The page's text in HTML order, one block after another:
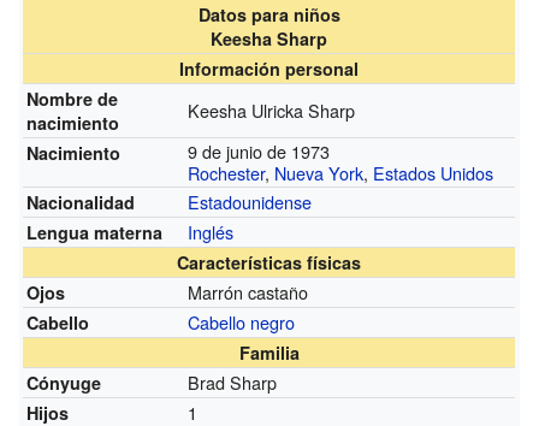
Datos para niños
Keesha Sharp
Información personal
Nombre de
nacimiento
Keesha Ulricka Sharp
Nacimiento
9 de junio de 1973
Rochester, Nueva York, Estados Unidos
Nacionalidad Estadounidense
Lengua materna Inglés
Características físicas
Ojos
Marrón castaño
Cabello Cabello negro
Familia
Cónyuge
Brad Sharp
Hijos 1